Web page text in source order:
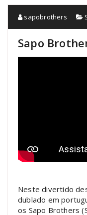
sapobrothers
Sapo
Neste divertido
dublado em
os Sapo Brothers